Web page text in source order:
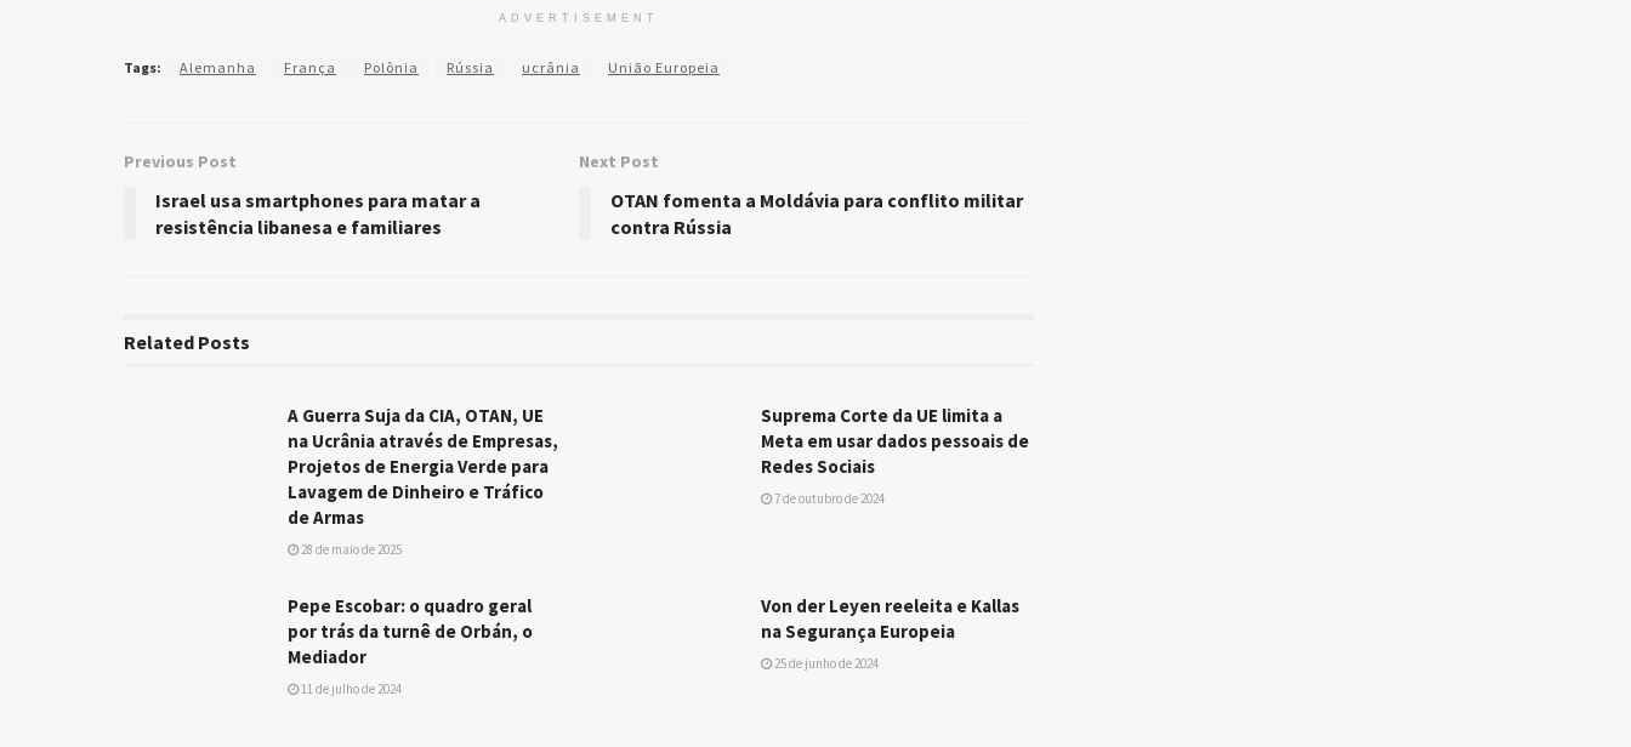
ADVERTISEMENT
Tags: Alemanha França Polônia Rússia ucrânia União Europeia
Previous Post
Israel usa smartphones para matar a
resistência libanesa e familiares
Next Post
OTAN fomenta a Moldávia para conflito militar
contra Rússia
Related Posts
A Guerra Suja da CIA, OTAN, UE
na Ucrânia através de Empresas,
Projetos de Energia Verde para
Lavagem de Dinheiro e Tráfico
de Armas
28 de maio de 2025
Suprema Corte da UE limita a
Meta em usar dados pessoais de
Redes Sociais
7 de outubro de 2024
Pepe Escobar: o quadro geral
por trás da turnê de Orbán, o
Mediador
11 de julho de 2024
Von der Leyen reeleita e Kallas
na Segurança Europeia
25 de junho de 2024